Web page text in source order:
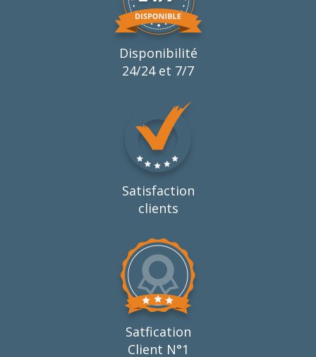
Disponibilité
24/24 et 7/7
Satisfaction
clients
Satfication
Client N°1